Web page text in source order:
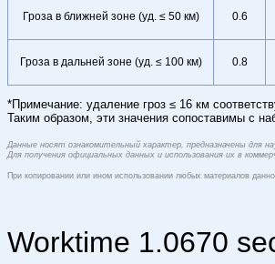
Гроза в ближней зоне (уд. ≤ 50 км) 0.6
Гроза в дальней зоне (уд. ≤ 100 км) 0.8
*Примечание: удаление гроз ≤ 16 км
Таким образом, эти значения сопоставимы с
Данные носят ознакомительный характер, предназначены для
Для получения официальных данных и использования их в
При копировании или ином использовании любых материалов
Worktime 1.0670